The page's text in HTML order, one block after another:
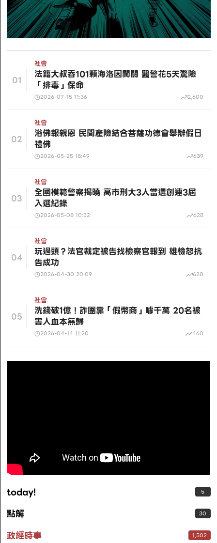
01
社會
法籍大叔吞101顆海洛因闖關 醫警花5天驚險
「排毒」保命
2026-07-15 11:36 2,600
02
社會
浴佛報親恩 民間產險結合菩薩功德會舉辦假日
禮佛
2026-05-25 18:49 639
03
社會
全國模範警察揭曉 高市刑大3人當選創連3屆
入選紀錄
2026-05-08 10:32 628
04
社會
玩過頭？法官裁定被告找檢察官報到 雄檢怒抗
告成功
2026-04-30 20:09 620
05
社會
洗錢破1億！詐團靠「假幣商」噱千萬 20名被
害人血本無歸
2026-04-14 11:20 460
today! 5
點解 30
政經時事 1,502